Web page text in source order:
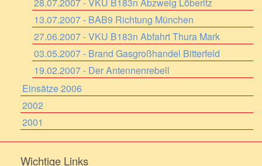
28.07.2007 - VKU B183n Abzweig Löberitz
13.07.2007 - BAB9 Richtung München
27.06.2007 - VKU B183n Abfahrt Thura Mark
03.05.2007 - Brand Gasgroßhandel Bitterfeld
19.02.2007 - Der Antennenrebell
Einsätze 2006
2002
2001
Wichtige Links